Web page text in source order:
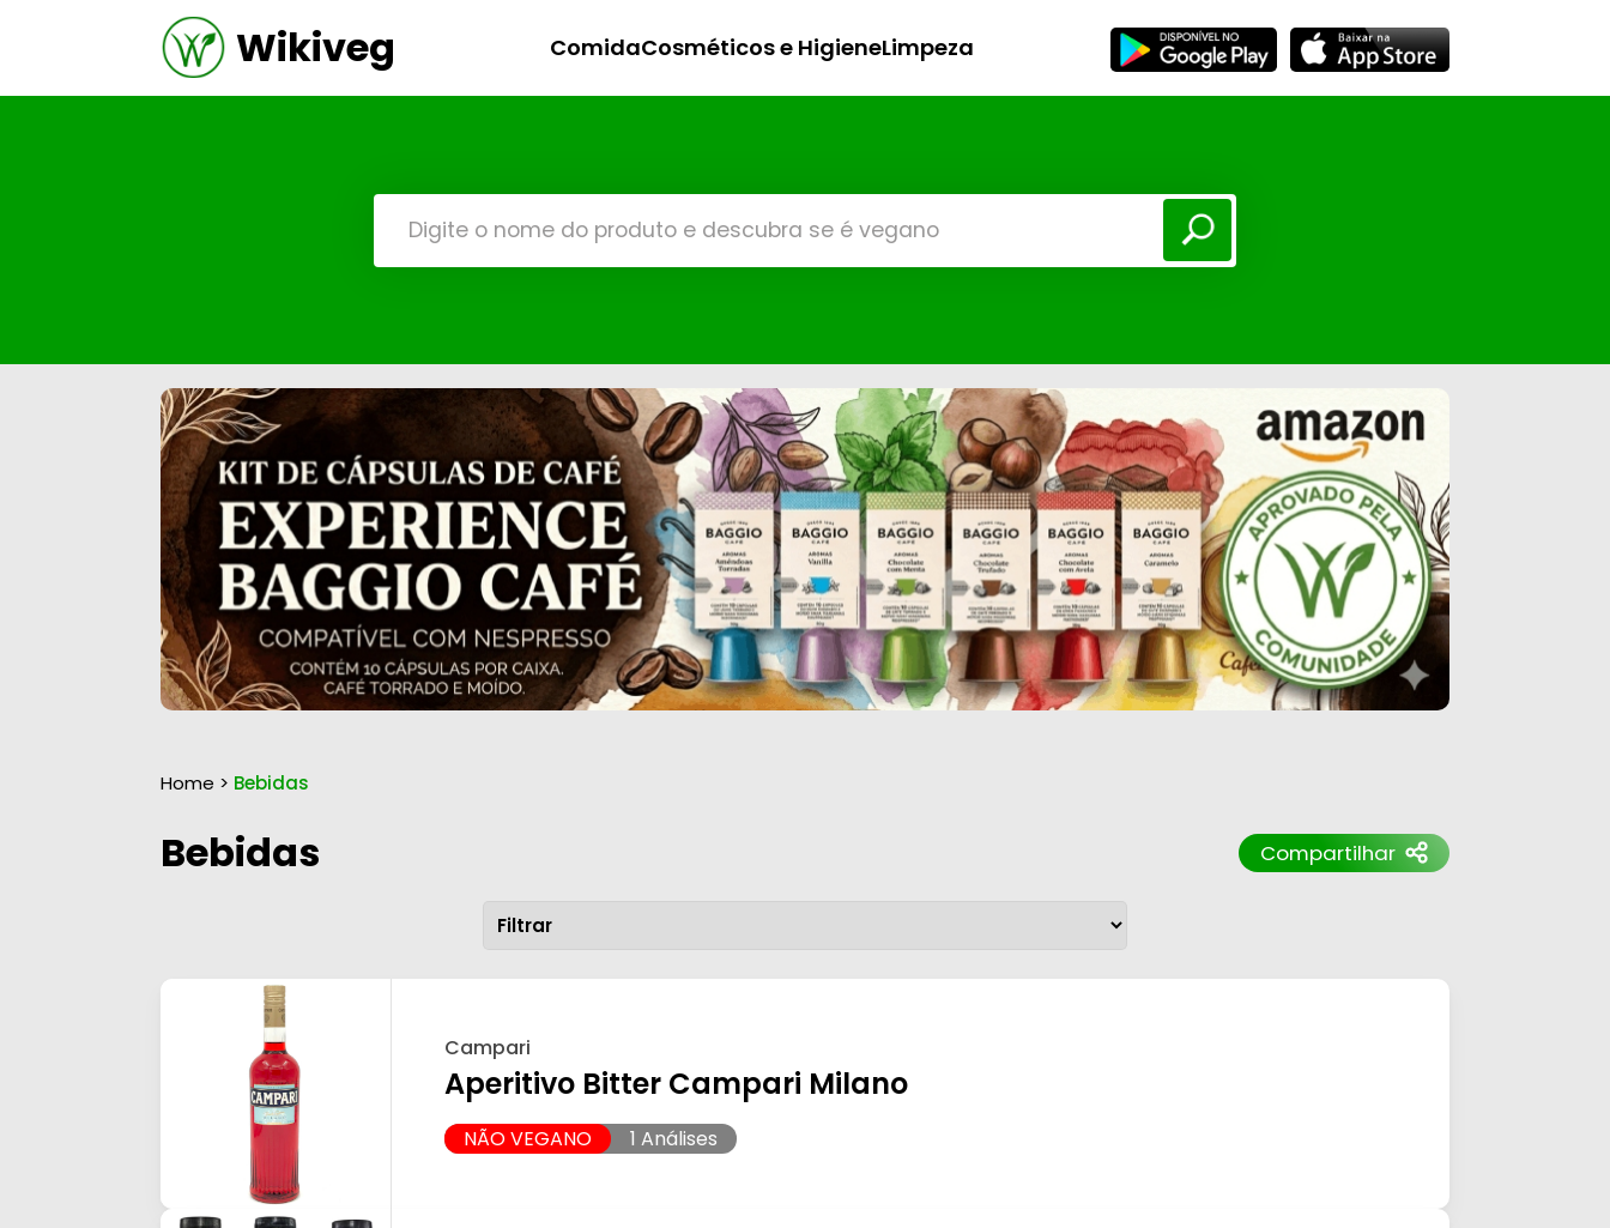
Wikiveg ComidaCosméticos e HigieneLimpeza
Home > Bebidas
Bebidas Compartilhar
Campari
Aperitivo Bitter Campari Milano
NÃO VEGANO 1 Análises